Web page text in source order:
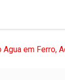
em Ferro,